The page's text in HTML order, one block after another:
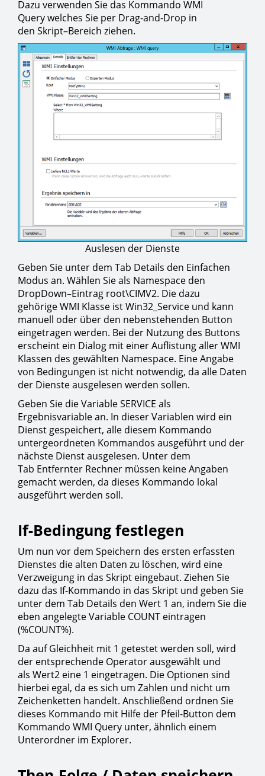
Dazu verwenden Sie das Kommando WMI
Query welches Sie per Drag-and-Drop in
den Skript–Bereich ziehen.
Auslesen der Dienste
Geben Sie unter dem Tab Details den Einfachen
Modus an. Wählen Sie als Namespace den
DropDown–Eintrag root\CIMV2. Die dazu
gehörige WMI Klasse ist Win32_Service und kann
manuell oder über den nebenstehenden Button
eingetragen werden. Bei der Nutzung des Buttons
erscheint ein Dialog mit einer Auflistung aller WMI
Klassen des gewählten Namespace. Eine Angabe
von Bedingungen ist nicht notwendig, da alle Daten
der Dienste ausgelesen werden sollen.
Geben Sie die Variable SERVICE als
Ergebnisvariable an. In dieser Variablen wird ein
Dienst gespeichert, alle diesem Kommando
untergeordneten Kommandos ausgeführt und der
nächste Dienst ausgelesen. Unter dem
Tab Entfernter Rechner müssen keine Angaben
gemacht werden, da dieses Kommando lokal
ausgeführt werden soll.
If-Bedingung festlegen
Um nun vor dem Speichern des ersten erfassten
Dienstes die alten Daten zu löschen, wird eine
Verzweigung in das Skript eingebaut. Ziehen Sie
dazu das If-Kommando in das Skript und geben Sie
unter dem Tab Details den Wert 1 an, indem Sie die
eben angelegte Variable COUNT eintragen
(%COUNT%).
Da auf Gleichheit mit 1 getestet werden soll, wird
der entsprechende Operator ausgewählt und
als Wert2 eine 1 eingetragen. Die Optionen sind
hierbei egal, da es sich um Zahlen und nicht um
Zeichenketten handelt. Anschließend ordnen Sie
dieses Kommando mit Hilfe der Pfeil-Button dem
Kommando WMI Query unter, ähnlich einem
Unterordner im Explorer.